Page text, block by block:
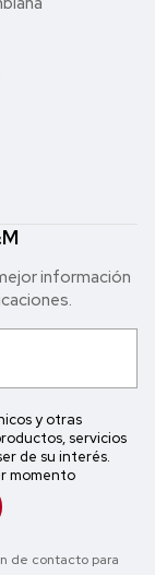
in formación
y otras
servicios
de su interés.
momento
de contacto para